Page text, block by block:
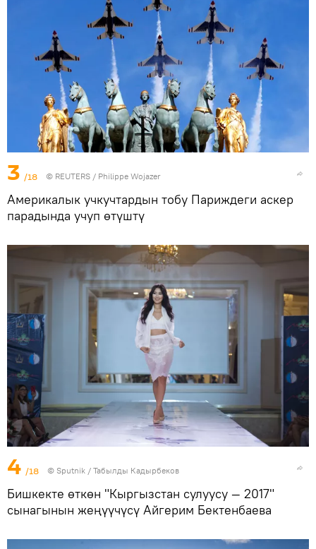
3 /18 © REUTERS / Philippe Wojazer
Америкалык учкучтардын тобу Париждеги аскер
парадында учуп өтүштү
4 /18 © Sputnik / Табылды Кадырбеков
Бишкекте өткөн "Кыргызстан сулуусу — 2017"
сынагынын жеңүүчүсү Айгерим Бектенбаева